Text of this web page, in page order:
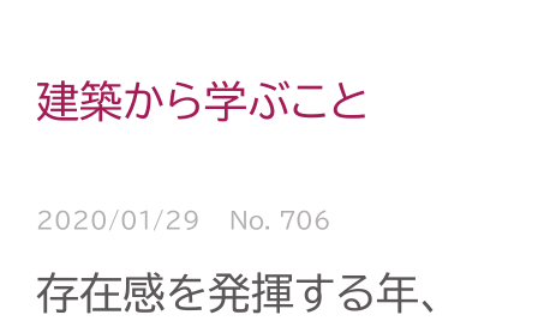
建築から学ぶこと
2020/01/29 No. 706
存在感を発揮する年、